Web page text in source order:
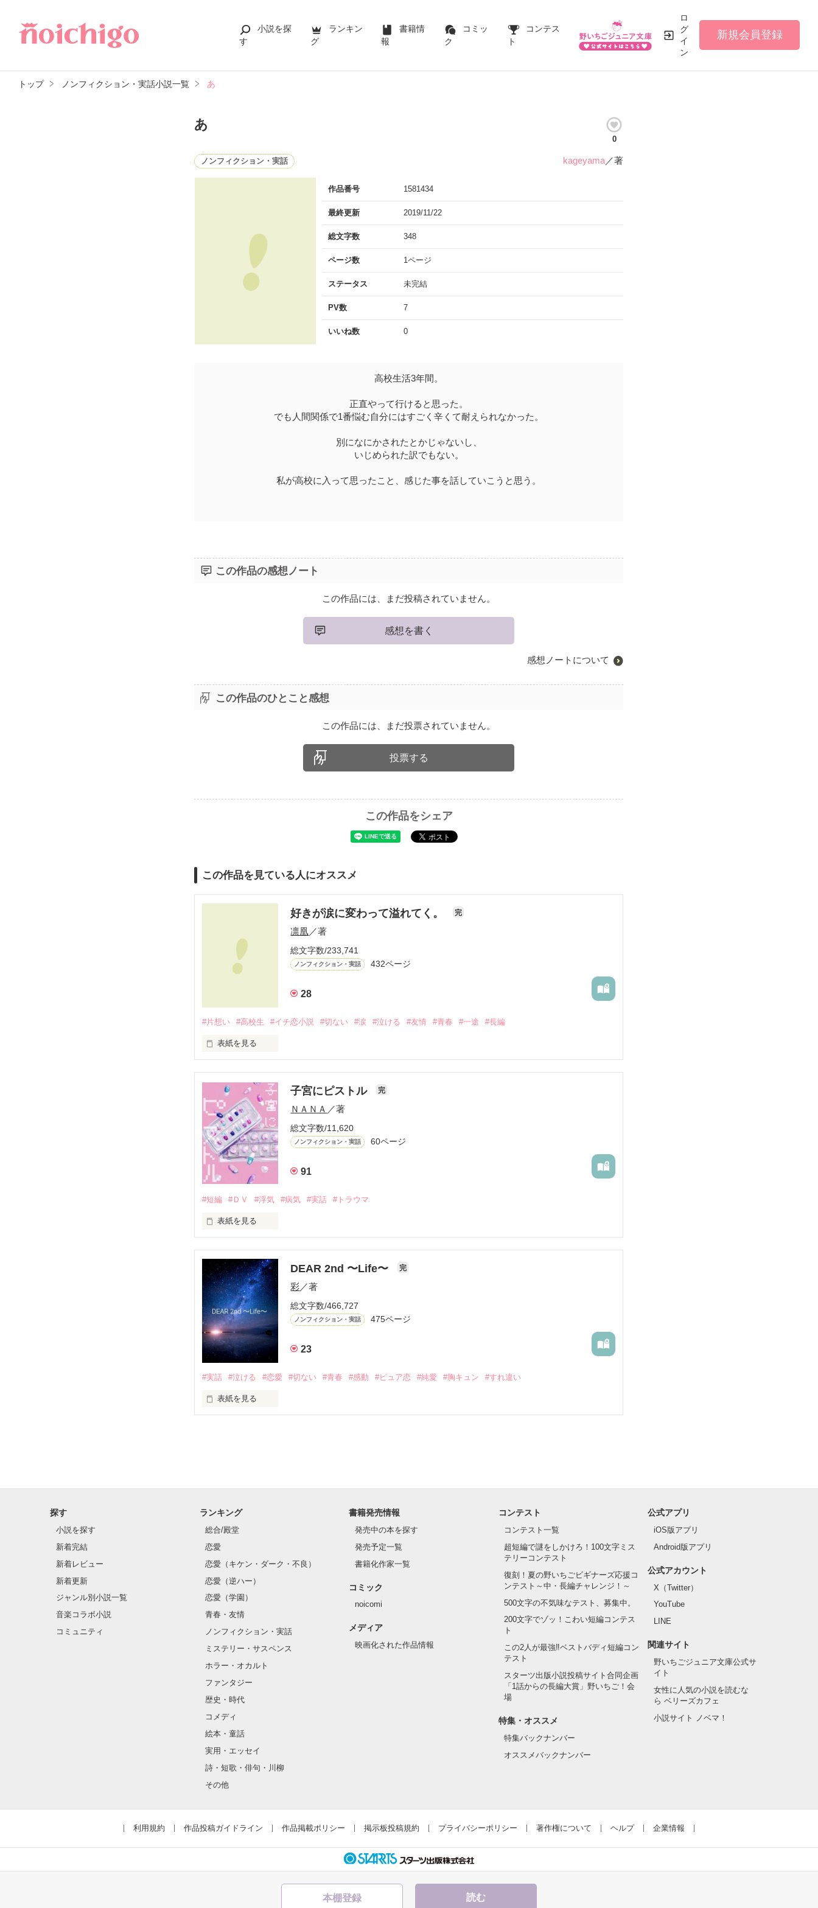
小説を探
す
ランキン
グ
書籍情
報
コミッ
ク
コンテス
ト
ロ
グ
イ
ン
新規会員登録
トップ ノンフィクション・実話小説一覧 あ
あ
0
ノンフィクション・実話 kageyama／著
作品番号 1581434
最終更新 2019/11/22
総文字数 348
ページ数 1ページ
ステータス 未完結
PV数 7
いいね数 0
高校生活3年間。
正直やって行けると思った。
でも人間関係で1番悩む自分にはすごく辛くて耐えられなかった。
別になにかされたとかじゃないし、
いじめられた訳でもない。
私が高校に入って思ったこと、感じた事を話していこうと思う。
読む
この作品の感想ノート
この作品には、まだ投稿されていません。
感想を書く
感想ノートについて
この作品のひとこと感想
この作品には、まだ投票されていません。
投票する
この作品をシェア
この作品を見ている人にオススメ
好きが涙に変わって溢れてく。 完
凛凰／著
総文字数/233,741
ノンフィクション・実話 432ページ
28
#片想い #高校生 #イチ恋小説 #切ない #涙 #泣ける #友情 #青春 #一途 #長編
表紙を見る
わかっていても
どうしようもなく
アナタのことが好きなんだ――……
☆.｡.:*･ﾟ☆.｡.:*･ﾟ☆.｡.:*･ﾟ☆
片桐 桜綾
(ｶﾀｷﾞﾘ ｻﾔ)
一途に魁のことが好き
素直になれず、未だに片想い中
×
溝端 魁
(ﾐｿﾞﾊﾞﾀ ｶｲ)
桜綾のクラスの女の子に片想い中
☆.｡.:*･ﾟ☆.｡.:*･ﾟ☆.｡.:*･ﾟ☆
アナタのそばにいることも
もう、できなくなったんだ
“あの事”だけは誰にも言えない秘密だから……
もしも素直に
『好き』
と伝えていたら
私達の関係は変わっていたのかな……
それぞれの想いが交差する
切ない片想い
子宮にピストル 完
ＮＡＮＡ ／著
総文字数/11,620
ノンフィクション・実話 60ページ
91
#短編 #ＤＶ #浮気 #病気 #実話 #トラウマ
表紙を見る
貴女の子宮は元気ですか？
貴女の心は元気ですか？
ハロー、ハロー、応答願います
・
※女性の病気＆ＤＶについて真剣に書いています。小説とは言い難い日記の様なものですので、苦手な
方はスルーの方向でお願い致しますね...(o´_　_)o)
DEAR 2nd 〜Life〜 完
彩／著
総文字数/466,727
ノンフィクション・実話 475ページ
23
#実話 #泣ける #恋愛 #切ない #青春 #感動 #ピュア恋 #純愛 #胸キュン #すれ違い
表紙を見る
ねぇ教えて
何が真実で
何が嘘だったの？
“そばにいるよ”
決して交わらない二つの想い
探す
小説を探す
新着完結
新着レビュー
新着更新
ジャンル別小説一覧
音楽コラボ小説
コミュニティ
ランキング
総合/殿堂
恋愛
恋愛（キケン・ダーク・不良）
恋愛（逆ハー）
恋愛（学園）
青春・友情
ノンフィクション・実話
ミステリー・サスペンス
ホラー・オカルト
ファンタジー
歴史・時代
コメディ
絵本・童話
実用・エッセイ
詩・短歌・俳句・川柳
その他
書籍発売情報
発売中の本を探す
発売予定一覧
書籍化作家一覧
コミック
noicomi
メディア
映画化された作品情報
コンテスト
コンテスト一覧
超短編で謎をしかけろ！100文字ミス
テリーコンテスト
復刻！夏の野いちごビギナーズ応援コ
ンテスト～中・長編チャレンジ！～
500文字の不気味なテスト、募集中。
200文字でゾッ！こわい短編コンテス
ト
この2人が最強‼ベストバディ短編コン
テスト
スターツ出版小説投稿サイト合同企画
「1話からの長編大賞」野いちご！会
場
特集・オススメ
特集バックナンバー
オススメバックナンバー
公式アプリ
iOS版アプリ
Android版アプリ
公式アカウント
X（Twitter）
YouTube
LINE
関連サイト
野いちごジュニア文庫公式サ
イト
女性に人気の小説を読むな
ら ベリーズカフェ
小説サイト ノベマ！
利用規約 作品投稿ガイドライン 作品掲載ポリシー 掲示板投稿規約 プライバシーポリシー 著作権について ヘルプ 企業情報